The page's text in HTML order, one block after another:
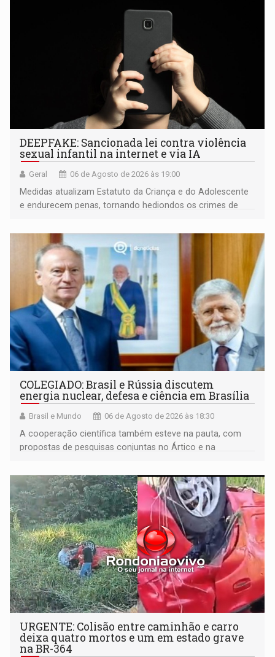
DEEPFAKE: Sancionada lei contra violência
sexual infantil na internet e via IA
Geral 06 de Agosto de 2026 às 19:00
Medidas atualizam Estatuto da Criança e do Adolescente
e endurecem penas, tornando hediondos os crimes de
COLEGIADO: Brasil e Rússia discutem
energia nuclear, defesa e ciência em Brasília
Brasil e Mundo 06 de Agosto de 2026 às 18:30
A cooperação científica também esteve na pauta, com
propostas de pesquisas conjuntas no Ártico e na
URGENTE: Colisão entre caminhão e carro
deixa quatro mortos e um em estado grave
na BR-364